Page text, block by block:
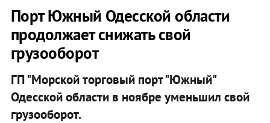
Порт Южный Одесской области
продолжает снижать свой
грузооборот
ГП "Морской торговый порт "Южный"
Одесской области в ноябре уменьшил свой
грузооборот. ​